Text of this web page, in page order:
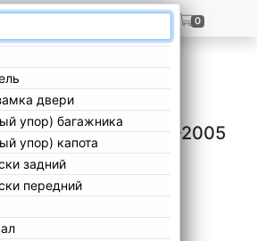
+7(909)299-02-99 0
двери
упор) багажника
упор) капота
задний
передний
Lupo 1998-2005